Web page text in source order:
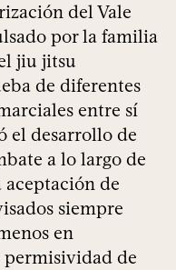
del Vale
por la familia
jiu jitsu
de diferentes
entre sí
el desarrollo de
a lo largo de
aceptación de
siempre
en
permisividad de